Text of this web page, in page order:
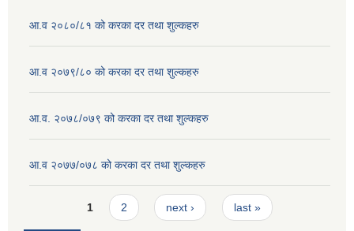
आ.व २०८०/८१ को करका दर तथा शुल्कहरु
आ.व २०७९/८० को करका दर तथा शुल्कहरु
आ.व. २०७८/०७९ को करका दर तथा शुल्कहरु
आ.व २०७७/०७८ को करका दर तथा शुल्कहरु
Pages1 2 next › last »